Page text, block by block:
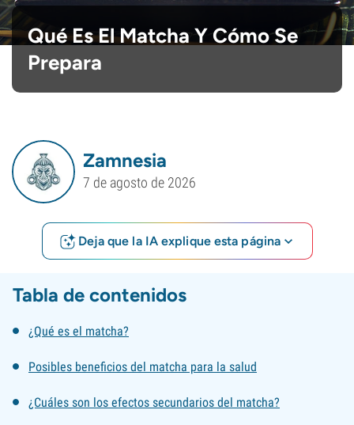
Qué Es El Matcha Y Cómo Se
Prepara
Zamnesia
7 de agosto de 2026
Deja que la IA explique esta página
Tabla de contenidos
¿Qué es el matcha?
Posibles beneficios del matcha para la salud
¿Cuáles son los efectos secundarios del matcha?